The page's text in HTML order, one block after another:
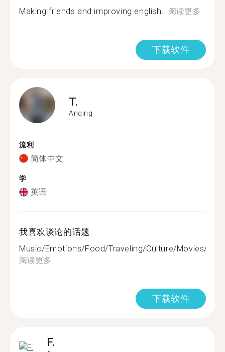
Making friends and improving english...阅读更多
下载软件
T.
Anqing
流利
简体中文
学
英语
我喜欢谈论的话题
Music/Emotions/Food/Traveling/Culture/Movies/
阅读更多
下载软件
F.